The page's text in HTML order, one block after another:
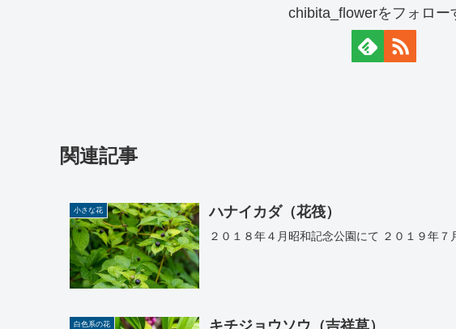
chibita_flowerをフォロー
関連記事
小さな花 ハナイカダ（花筏）
２０１８年４月昭和記念公園にて ２０１９年
白色系の花 キチジョウソウ（吉祥草）